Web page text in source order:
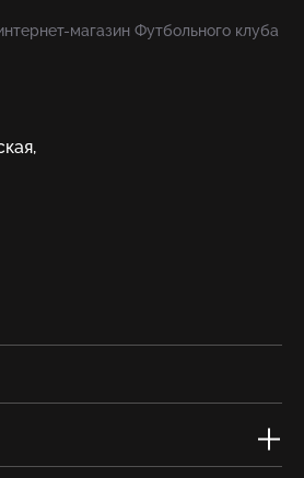
магазин Футбольного клуба